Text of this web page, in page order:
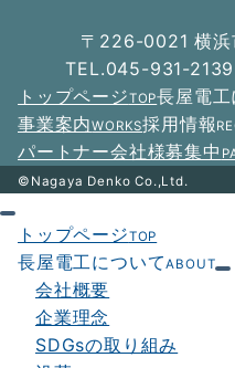
ョ
ン
〒226-0021 横浜
TEL.045-931-
トップページTOP長屋電工
事業案内WORKS採用情報
パートナー会社様募集中
©Nagaya Denko Co.,Ltd.
トップページTOP
長屋電工についてABOUT
会社概要
企業理念
SDGsの取り組み